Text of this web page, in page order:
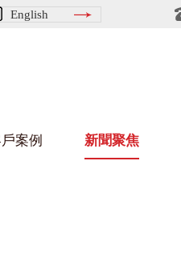
English
案例 新聞聚焦